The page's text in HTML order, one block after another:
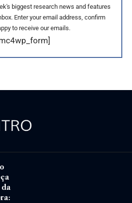
biggest research news and features
Enter your email address, confirm
to receive our emails.
da